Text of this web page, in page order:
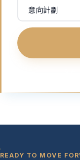
READY TO MOVE